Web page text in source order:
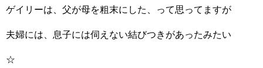
ゲイリーは、父が母を粗末にした、って思ってますが
夫婦には、息子には伺えない結びつきがあったみたい
☆